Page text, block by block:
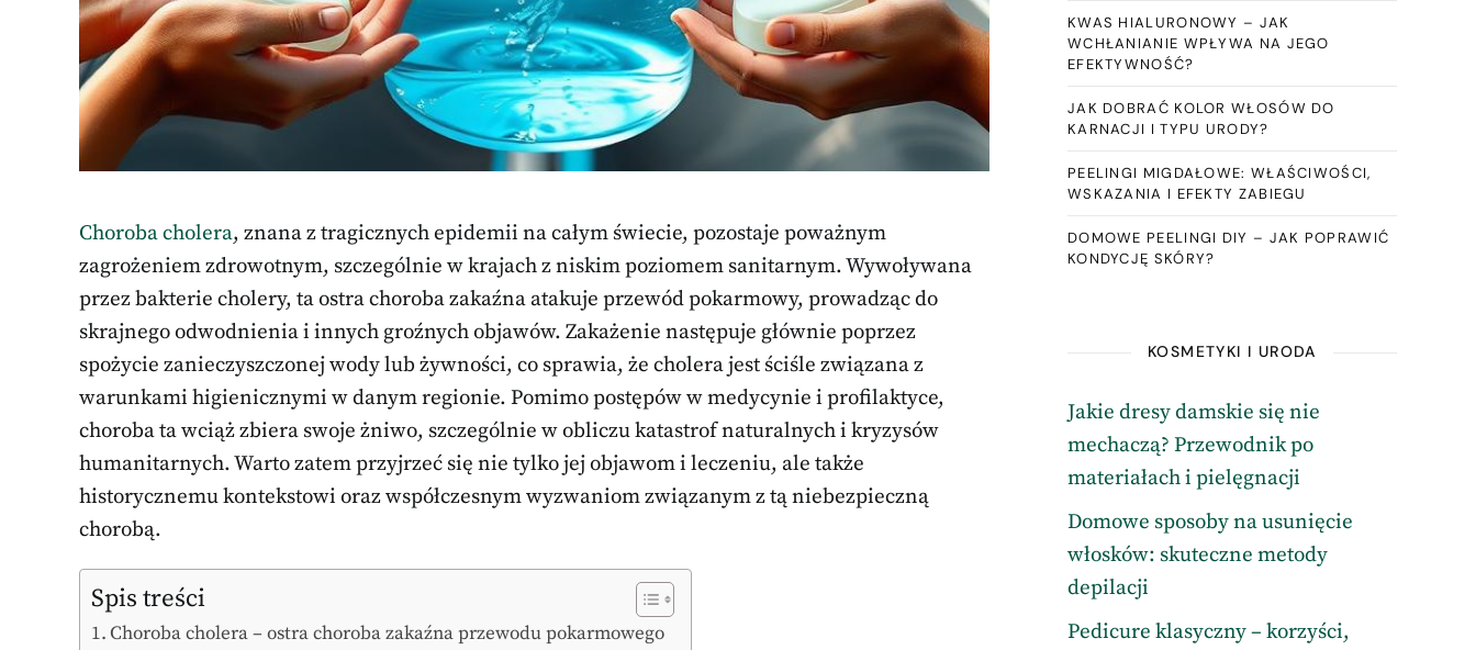
Choroba cholera, znana z tragicznych epidemii na całym świecie, pozostaje poważnym
zagrożeniem zdrowotnym, szczególnie w krajach z niskim poziomem sanitarnym. Wywoływana
przez bakterie cholery, ta ostra choroba zakaźna atakuje przewód pokarmowy, prowadząc do
skrajnego odwodnienia i innych groźnych objawów. Zakażenie następuje głównie poprzez
spożycie zanieczyszczonej wody lub żywności, co sprawia, że cholera jest ściśle związana z
warunkami higienicznymi w danym regionie. Pomimo postępów w medycynie i profilaktyce,
choroba ta wciąż zbiera swoje żniwo, szczególnie w obliczu katastrof naturalnych i kryzysów
humanitarnych. Warto zatem przyjrzeć się nie tylko jej objawom i leczeniu, ale także
historycznemu kontekstowi oraz współczesnym wyzwaniom związanym z tą niebezpieczną
chorobą.
Spis treści
Choroba cholera – ostra choroba zakaźna przewodu pokarmowego
KWAS HIALURONOWY – JAK
WCHŁANIANIE WPŁYWA NA JEGO
EFEKTYWNOŚĆ?
JAK DOBRAĆ KOLOR WŁOSÓW DO
KARNACJI I TYPU URODY?
PEELINGI MIGDAŁOWE: WŁAŚCIWOŚCI,
WSKAZANIA I EFEKTY ZABIEGU
DOMOWE PEELINGI DIY – JAK POPRAWIĆ
KONDYCJĘ SKÓRY?
KOSMETYKI I URODA
Jakie dresy damskie się nie
mechaczą? Przewodnik po
materiałach i pielęgnacji
Domowe sposoby na usunięcie
włosków: skuteczne metody
depilacji
Pedicure klasyczny – korzyści,